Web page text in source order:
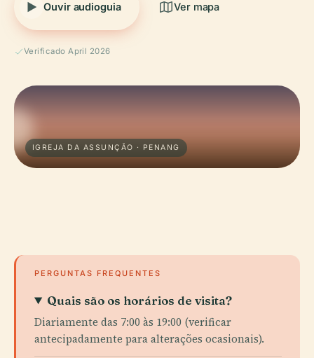
Ouvir audioguia Ver mapa
Verificado April 2026
IGREJA DA ASSUNÇÃO · PENANG
PERGUNTAS FREQUENTES
Quais são os horários de visita?
Diariamente das 7:00 às 19:00 (verificar
antecipadamente para alterações ocasionais).